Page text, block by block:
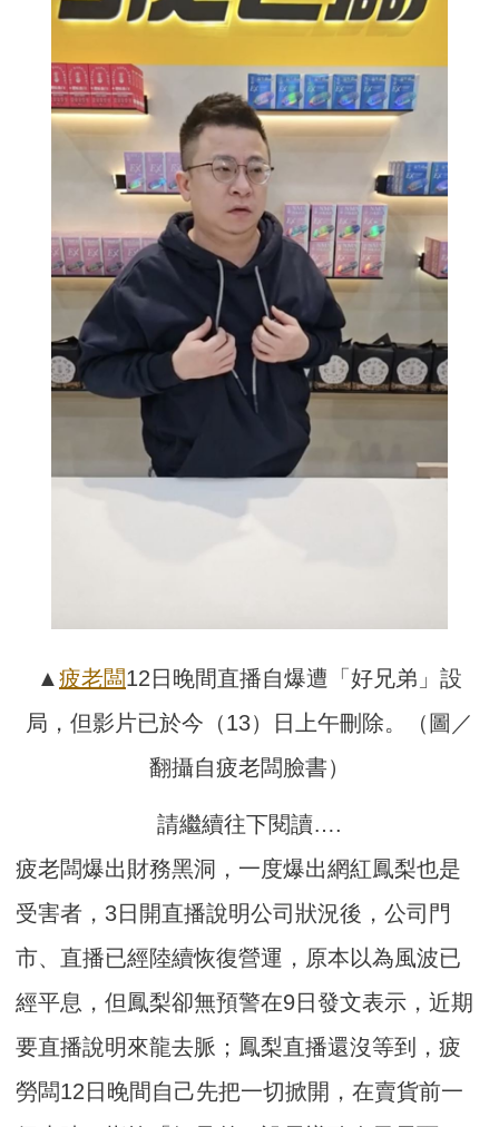
▲ 疲老闆12日晚間直播自爆遭「好兄弟」設
局，但影片已於今（13）日上午刪除。（圖／
翻攝自疲老闆臉書）
請繼續往下閱讀….
疲老闆爆出財務黑洞，一度爆出網紅鳳梨也是
受害者，3日開直播說明公司狀況後，公司門
市、直播已經陸續恢復營運，原本以為風波已
經平息，但鳳梨卻無預警在9日發文表示，近期
要直播說明來龍去脈；鳳梨直播還沒等到，疲
勞闆12日晚間自己先把一切掀開，在賣貨前一